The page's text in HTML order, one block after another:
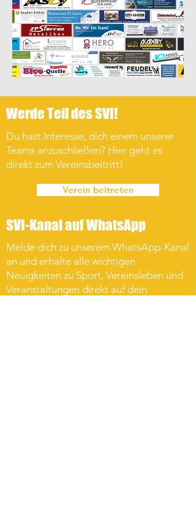
Werde Teil des SVI!
Du hast Interesse, dich einem unserer
Teams anzuschließen? Hier geht es
direkt zum Vereinsbeitritt!
Verein beitreten
SVI-Kanal auf WhatsApp
Melde dich zu unserem WhatsApp-Kanal
an und erhalte alle wichtigen
Neuigkeiten zu Sport, Vereinsleben und
Veranstaltungen direkt auf dein